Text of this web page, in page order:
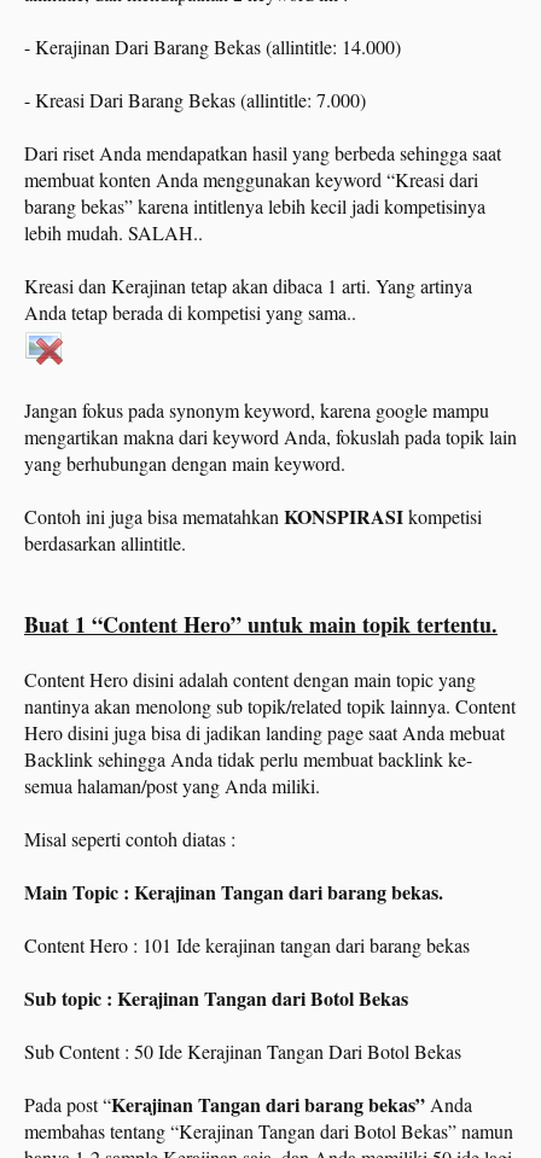
- Kerajinan Dari Barang Bekas (allintitle: 14.000)
- Kreasi Dari Barang Bekas (allintitle: 7.000)
Dari riset Anda mendapatkan hasil yang berbeda sehingga saat
membuat konten Anda menggunakan keyword “Kreasi dari
barang bekas” karena intitlenya lebih kecil jadi kompetisinya
lebih mudah. SALAH..
Kreasi dan Kerajinan tetap akan dibaca 1 arti. Yang artinya
Anda tetap berada di kompetisi yang sama..
Jangan fokus pada synonym keyword, karena google mampu
mengartikan makna dari keyword Anda, fokuslah pada topik lain
yang berhubungan dengan main keyword.
Contoh ini juga bisa mematahkan KONSPIRASIkompetisi
berdasarkan allintitle.
Buat 1 “Content Hero” untuk main topik tertentu.
Content Hero disini adalah content dengan main topic yang
nantinya akan menolong sub topik/related topik lainnya. Content
Hero disini juga bisa di jadikan landing page saat Anda mebuat
Backlink sehingga Anda tidak perlu membuat backlink ke-
semua halaman/post yang Anda miliki.
Misal seperti contoh diatas :
Main Topic : Kerajinan Tangan dari barang bekas.
Content Hero : 101 Ide kerajinan tangan dari barang bekas
Sub topic : Kerajinan Tangan dari Botol Bekas
Sub Content : 50 Ide Kerajinan Tangan Dari Botol Bekas
Pada post “Kerajinan Tangan dari barang bekas” Anda
membahas tentang “Kerajinan Tangan dari Botol Bekas” namun